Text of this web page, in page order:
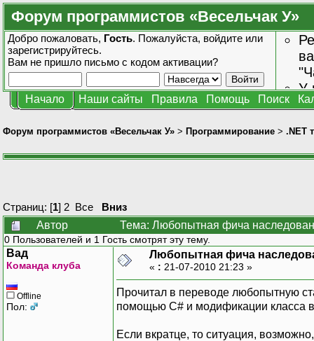
Форум программистов «Весельчак У»
Добро пожаловать, Гость. Пожалуйста, войдите или
зарегистрируйтесь.
Вам не пришло письмо с кодом активации?
У
Начало Наши сайты Правила Помощь Поиск
Форум программистов «Весельчак У» > Программирование > .NET
Страниц: [1] 2 Все
Вниз
Автор
Тема: Любопытная фича
0 Пользователей и 1 Гость смотрят эту тему.
Вад
Команда клуба
Offline
Пол:
Любопытная фича
« : 21-07-2010 21:23 »
Прочитал в переводе любопытную
помощью C# и модификации класса
Если вкратце, то ситуация,